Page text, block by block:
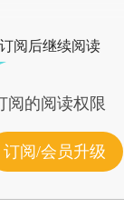
阅后继续阅读
的阅读权限
订阅/会员升级